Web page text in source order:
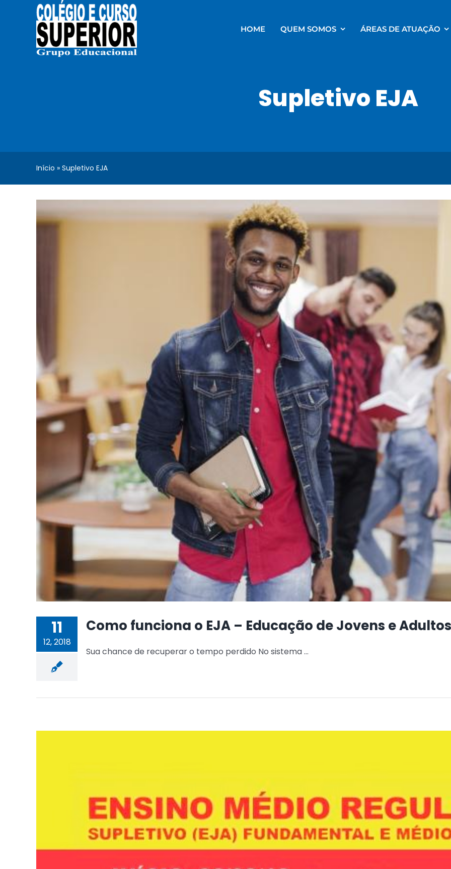
conteúdo
HOME QUEM SOMOS ÁREAS DE ATUAÇÃO
Supletivo EJA
Início » Supletivo EJA
11
12, 2018
Como funciona o EJA – Educação de Jovens e Adultos
Sua chance de recuperar o tempo perdido No sistema ...